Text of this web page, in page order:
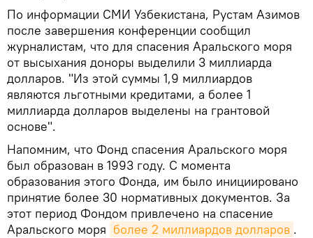
По информации СМИ Узбекистана, Рустам Азимов
после завершения конференции сообщил
журналистам, что для спасения Аральского моря
от высыхания доноры выделили 3 миллиарда
долларов. "Из этой суммы 1,9 миллиардов
являются льготными кредитами, а более 1
миллиарда долларов выделены на грантовой
основе".
Напомним, что Фонд спасения Аральского моря
был образован в 1993 году. С момента
образования этого Фонда, им было инициировано
принятие более 30 нормативных документов. За
этот период Фондом привлечено на спасение
Аральского моря более 2 миллиардов долларов .